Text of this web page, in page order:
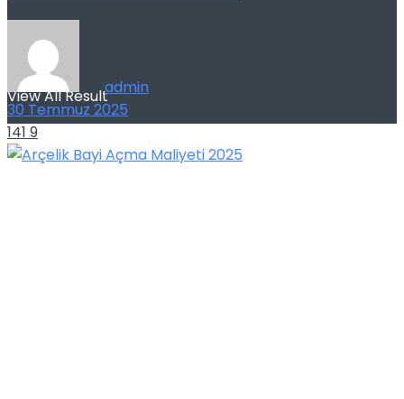
No Result
View All Result
byadmin
30 Temmuz 2025
141 9